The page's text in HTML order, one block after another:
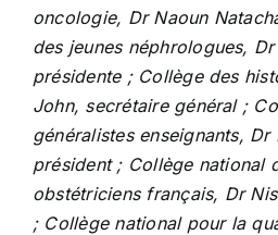
oncologie, Dr Naoun
des jeunes néphrologues,
présidente ; Collège des
John, secrétaire général ;
généralistes enseignants, Dr
président ; Collège national
obstétriciens français, Dr
; Collège national pour la